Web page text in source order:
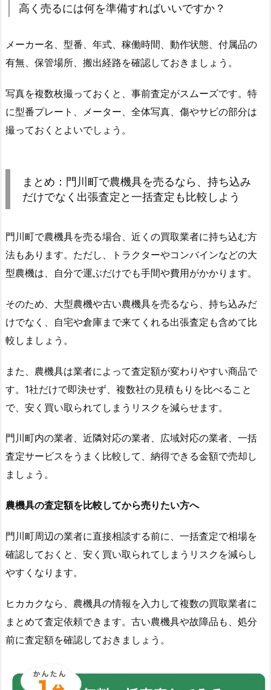
高く売るには何を準備すればいいですか？
メーカー名、型番、年式、稼働時間、動作状態、付属品の
有無、保管場所、搬出経路を確認しておきましょう。
写真を複数枚撮っておくと、事前査定がスムーズです。特
に型番プレート、メーター、全体写真、傷やサビの部分は
撮っておくとよいでしょう。
まとめ：門川町で農機具を売るなら、持ち込み
だけでなく出張査定と一括査定も比較しよう
門川町で農機具を売る場合、近くの買取業者に持ち込む方
法もあります。ただし、トラクターやコンバインなどの大
型農機は、自分で運ぶだけでも手間や費用がかかります。
そのため、大型農機や古い農機具を売るなら、持ち込みだ
けでなく、自宅や倉庫まで来てくれる出張査定も含めて比
較しましょう。
また、農機具は業者によって査定額が変わりやすい商品で
す。1社だけで即決せず、複数社の見積もりを比べること
で、安く買い取られてしまうリスクを減らせます。
門川町内の業者、近隣対応の業者、広域対応の業者、一括
査定サービスをうまく比較して、納得できる金額で売却し
ましょう。
農機具の査定額を比較してから売りたい方へ
門川町周辺の業者に直接相談する前に、一括査定で相場を
確認しておくと、安く買い取られてしまうリスクを減らし
やすくなります。
ヒカカクなら、農機具の情報を入力して複数の買取業者に
まとめて査定依頼できます。古い農機具や故障品も、処分
前に査定額を確認しておきましょう。